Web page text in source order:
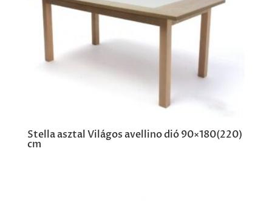
Stella asztal Világos avellino dió 90×180(220)
cm